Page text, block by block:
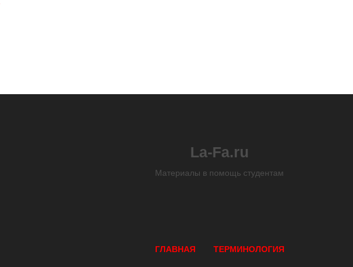
La-Fa.ru
Материалы в помощь студентам
ГЛАВНАЯ ТЕРМИНОЛОГИЯ